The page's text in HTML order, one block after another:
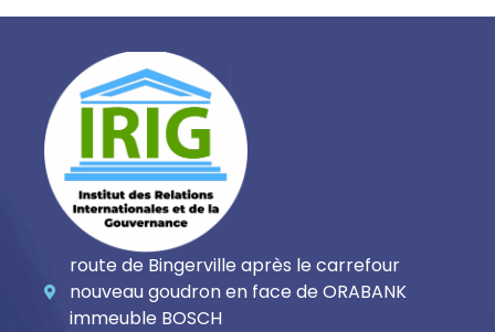
route de Bingerville après le carrefour
nouveau goudron en face de ORABANK
immeuble BOSCH